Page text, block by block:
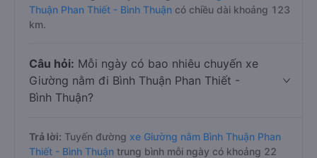
Thuận Phan Thiết - Bình Thuận có chiều dài khoảng 123
km.
Câu hỏi: Mỗi ngày có bao nhiêu chuyến xe
Giường nằm đi Bình Thuận Phan Thiết -
Bình Thuận?
Trả lời: Tuyến đường xe Giường nằm Bình Thuận Phan
Thiết - Bình Thuận trung bình mỗi ngày có khoảng 22